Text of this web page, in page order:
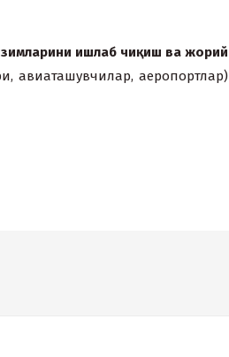
ишлаб чиқиш ва жорий
авиаташувчилар, аеропортлар)